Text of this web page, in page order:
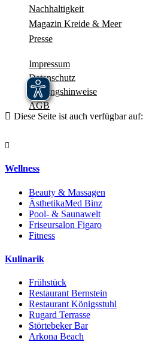
Nachhaltigkeit
Magazin Kreide & Meer
Presse
Impressum
Datenschutz
Haftungshinweise
AGB
Diese Seite ist auch verfügbar auf:
Wellness
Beauty & Massagen
ÄsthetikaMed Binz
Pool- & Saunawelt
Friseursalon Figaro
Fitness
Kulinarik
Frühstück
Restaurant Bernstein
Restaurant Königsstuhl
Rugard Terrasse
Störtebeker Bar
Arkona Beach